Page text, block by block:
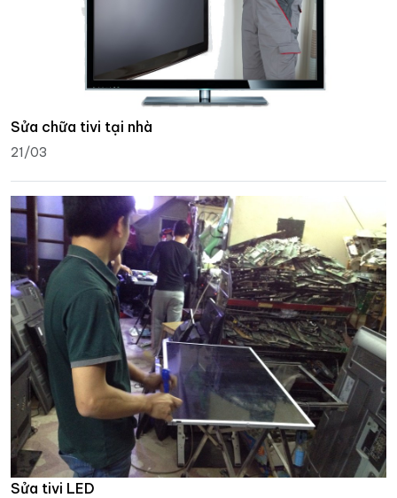
Sửa chữa tivi tại nhà
21/03
Sửa tivi LED